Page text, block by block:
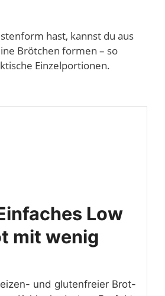
hast, kannst du aus
Brötchen formen – so
Einzelportionen.
Low
mit wenig
und glutenfreier Brot-